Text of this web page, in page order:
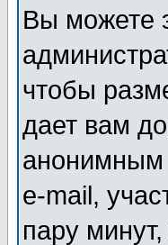
Вы можете
чтобы
дает вам
анонимным
e-mail,
пару